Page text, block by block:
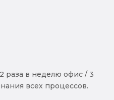
раза в неделю офис / 3
всех процессов.